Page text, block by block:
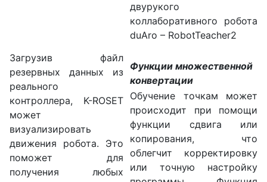
двурукого
коллаборативного робота
duAro – RobotTeacher2
Загрузив файл
резервных данных из
реального
контроллера, K-ROSET
может
визуализировать
движения робота. Это
поможет для
получения любых
Функции множественной
конвертации
Обучение точкам может
происходит при помощи
функции сдвига или
копирования, что
облегчит корректировку
или точную настройку